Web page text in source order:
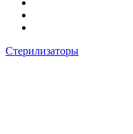
Стерилизаторы